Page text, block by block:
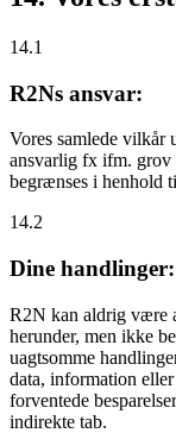
14.1
R2Ns ansvar:
Vores samlede vilkår
ansvarlig fx ifm. grov
begrænses i henhold
14.2
Dine handlinger:
R2N kan aldrig være
herunder, men ikke
uagtsomme
data, information
forventede
indirekte tab.